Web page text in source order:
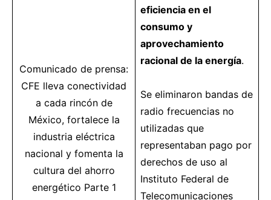
Comunicado de prensa:
CFE lleva conectividad
a cada rincón de
México, fortalece la
industria eléctrica
nacional y fomenta la
cultura del ahorro
energético Parte 1
eficiencia en el
consumo y
aprovechamiento
racional de la energía.
Se eliminaron bandas de
radio frecuencias no
utilizadas que
representaban pago por
derechos de uso al
Instituto Federal de
Telecomunicaciones